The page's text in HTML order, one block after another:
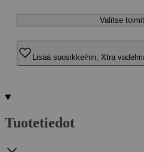
Valitse
Lisää suosikkeihin, Xtra
Tuotetiedot